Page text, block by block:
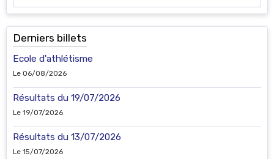
Derniers billets
Ecole d'athlétisme
Le 06/08/2026
Résultats du 19/07/2026
Le 19/07/2026
Résultats du 13/07/2026
Le 15/07/2026